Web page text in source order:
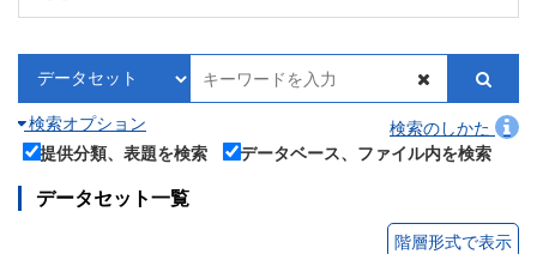
検索オプション
検索のしかた
提供分類、表題を検索
データベース、ファイル内を検索
データセット一覧
階層形式で表示